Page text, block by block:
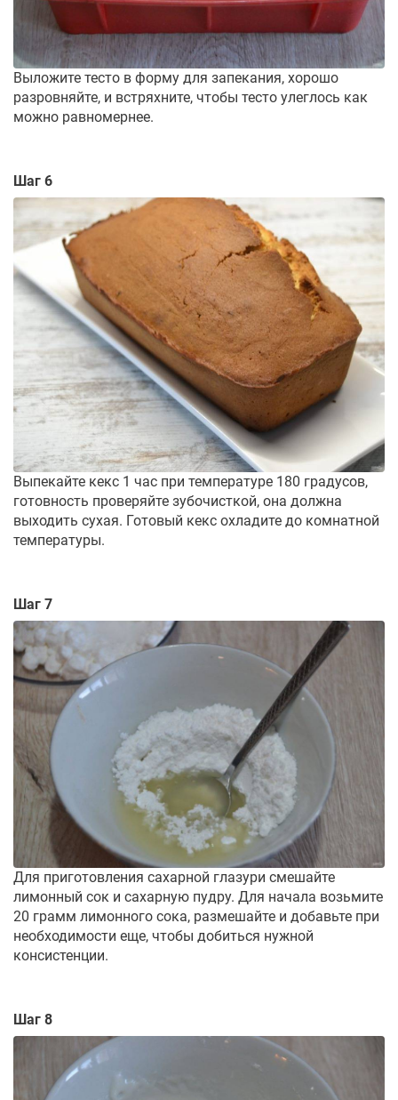
Выложите тесто в форму для запекания, хорошо
разровняйте, и встряхните, чтобы тесто улеглось как
можно равномернее.
Шаг 6
Выпекайте кекс 1 час при температуре 180 градусов,
готовность проверяйте зубочисткой, она должна
выходить сухая. Готовый кекс охладите до комнатной
температуры.
Шаг 7
Для приготовления сахарной глазури смешайте
лимонный сок и сахарную пудру. Для начала возьмите
20 грамм лимонного сока, размешайте и добавьте при
необходимости еще, чтобы добиться нужной
консистенции.
Шаг 8